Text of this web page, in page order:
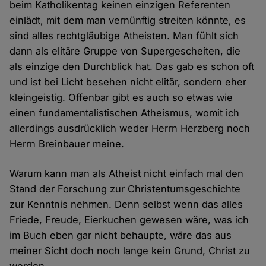
beim Katholikentag keinen einzigen Referenten
einlädt, mit dem man vernünftig streiten könnte, es
sind alles rechtgläubige Atheisten. Man fühlt sich
dann als elitäre Gruppe von Supergescheiten, die
als einzige den Durchblick hat. Das gab es schon oft
und ist bei Licht besehen nicht elitär, sondern eher
kleingeistig. Offenbar gibt es auch so etwas wie
einen fundamentalistischen Atheismus, womit ich
allerdings ausdrücklich weder Herrn Herzberg noch
Herrn Breinbauer meine.
Warum kann man als Atheist nicht einfach mal den
Stand der Forschung zur Christentumsgeschichte
zur Kenntnis nehmen. Denn selbst wenn das alles
Friede, Freude, Eierkuchen gewesen wäre, was ich
im Buch eben gar nicht behaupte, wäre das aus
meiner Sicht doch noch lange kein Grund, Christ zu